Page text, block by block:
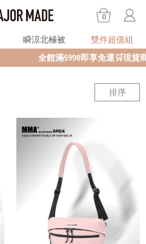
0
瞬涼北極被
雙件超值組
全館滿$990即享免運🛒現貨商
排序